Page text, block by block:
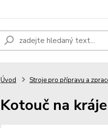
Úvod Stroje pro přípravu a
Kotouč na